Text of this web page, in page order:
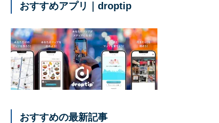
おすすめアプリ｜droptip
おすすめの最新記事